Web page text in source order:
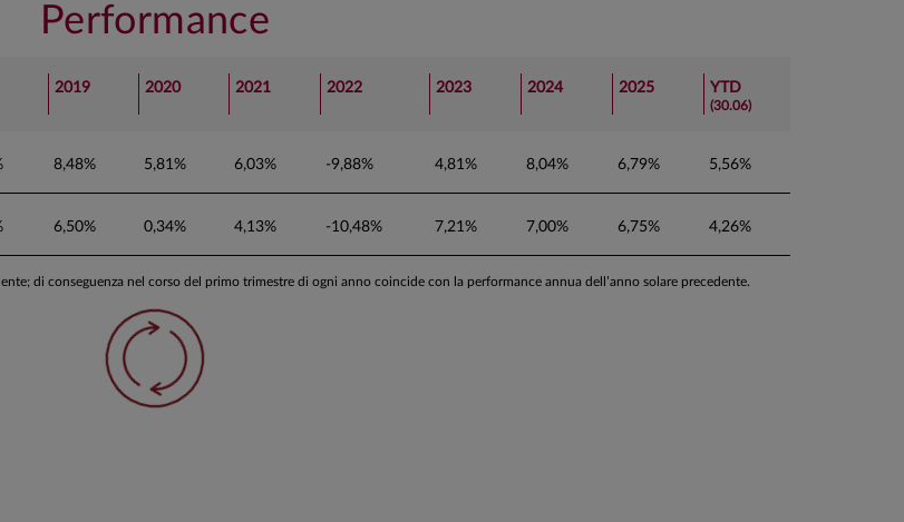
Performance
2019 2020 2021 2022 2023 2024 2025 YTD
(30.06)
8,48% 5,81% 6,03% -9,88% 4,81% 8,04% 6,79% 5,56%
6,50% 0,34% 4,13% -10,48% 7,21% 7,00% 6,75% 4,26%
di conseguenza nel corso del primo trimestre di ogni anno coincide con la performance annua dell’anno solare precedente.